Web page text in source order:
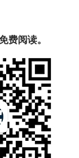
费阅读。